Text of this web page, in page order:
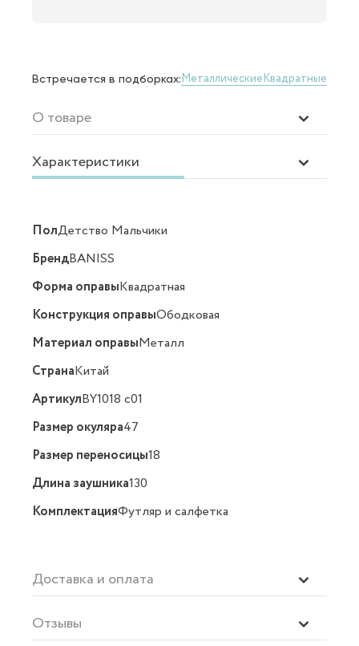
Встречается в подборках:МеталлическиеКвадратные
О товаре
Характеристики
ПолДетство Мальчики
БрендBANISS
Форма оправыКвадратная
Конструкция оправыОбодковая
Материал оправыМеталл
СтранаКитай
АртикулBY1018 c01
Размер окуляра47
Размер переносицы18
Длина заушника130
КомплектацияФутляр и салфетка
Доставка и оплата
Отзывы